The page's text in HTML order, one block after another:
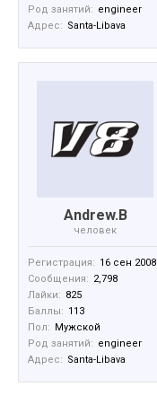
Род занятий: engineer
Адрес: Santa-Libava
Andrew.B
человек
Регистрация: 16 сен 2008
Сообщения: 2,798
Лайки: 825
Баллы: 113
Пол: Мужской
Род занятий: engineer
Адрес: Santa-Libava